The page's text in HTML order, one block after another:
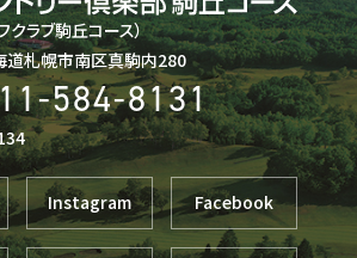
クラブ駒丘コース）
道札幌市南区真駒内280
584-8131
Instagram Facebook